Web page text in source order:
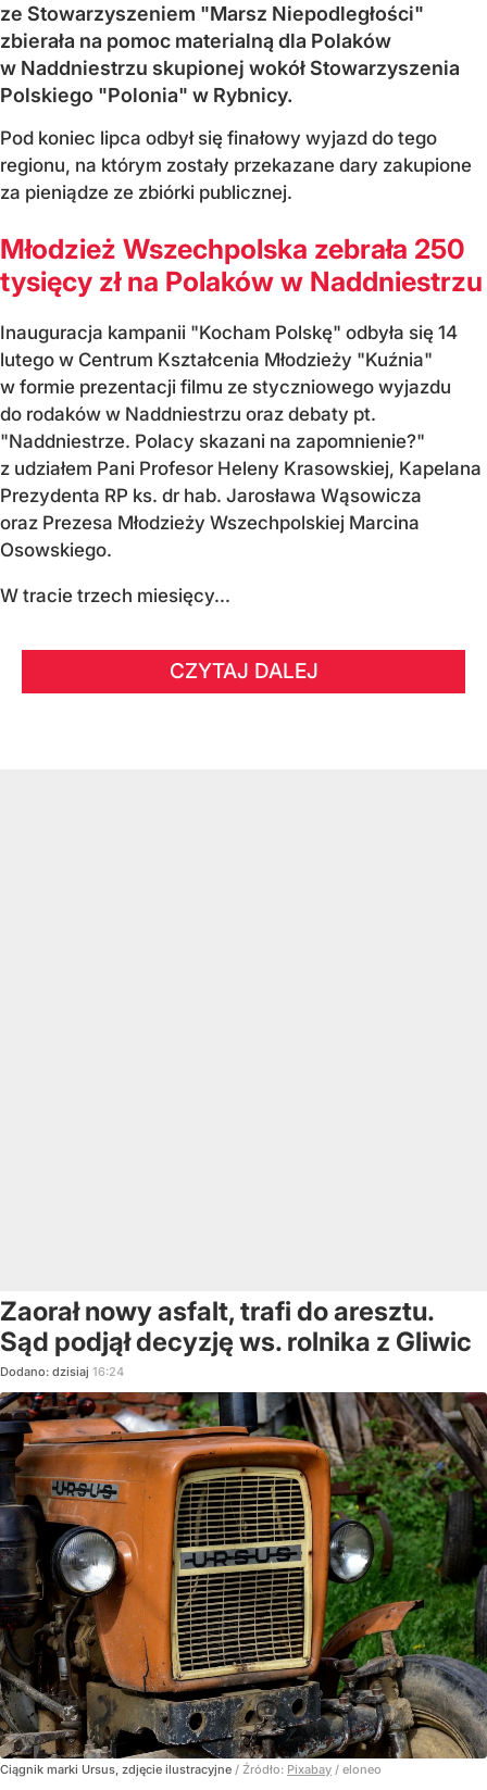
ze Stowarzyszeniem "Marsz Niepodległości"
zbierała na pomoc materialną dla Polaków
w Naddniestrzu skupionej wokół Stowarzyszenia
Polskiego "Polonia" w Rybnicy.
Pod koniec lipca odbył się finałowy wyjazd do tego
regionu, na którym zostały przekazane dary zakupione
za pieniądze ze zbiórki publicznej.
Młodzież Wszechpolska zebrała 250
tysięcy zł na Polaków w Naddniestrzu
Inauguracja kampanii "Kocham Polskę" odbyła się 14
lutego w Centrum Kształcenia Młodzieży "Kuźnia"
w formie prezentacji filmu ze styczniowego wyjazdu
do rodaków w Naddniestrzu oraz debaty pt.
"Naddniestrze. Polacy skazani na zapomnienie?"
z udziałem Pani Profesor Heleny Krasowskiej, Kapelana
Prezydenta RP ks. dr hab. Jarosława Wąsowicza
oraz Prezesa Młodzieży Wszechpolskiej Marcina
Osowskiego.
W tracie trzech miesięcy...
CZYTAJ DALEJ
Zaorał nowy asfalt, trafi do aresztu.
Sąd podjął decyzję ws. rolnika z Gliwic
Dodano: dzisiaj 16:24
Ciągnik marki Ursus, zdjęcie ilustracyjne / Źródło: Pixabay / eloneo